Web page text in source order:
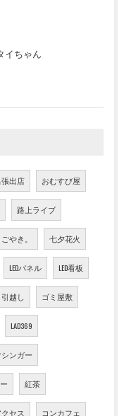
イちゃん
出店 おむすび屋
路上ライブ
やき。 七夕花火
LEDパネル LED看板
引越し ゴミ屋敷
LAD369
ンガー
紅茶
セス コンカフェ